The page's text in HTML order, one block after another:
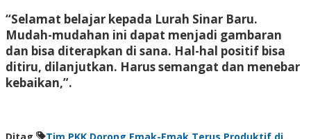
“Selamat belajar kepada Lurah Sinar Baru.
Mudah-mudahan ini dapat menjadi gambaran
dan bisa diterapkan di sana. Hal-hal positif bisa
ditiru, dilanjutkan. Harus semangat dan menebar
kebaikan,”.